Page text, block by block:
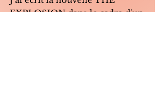
EXPLOSION dans le cadre d'un